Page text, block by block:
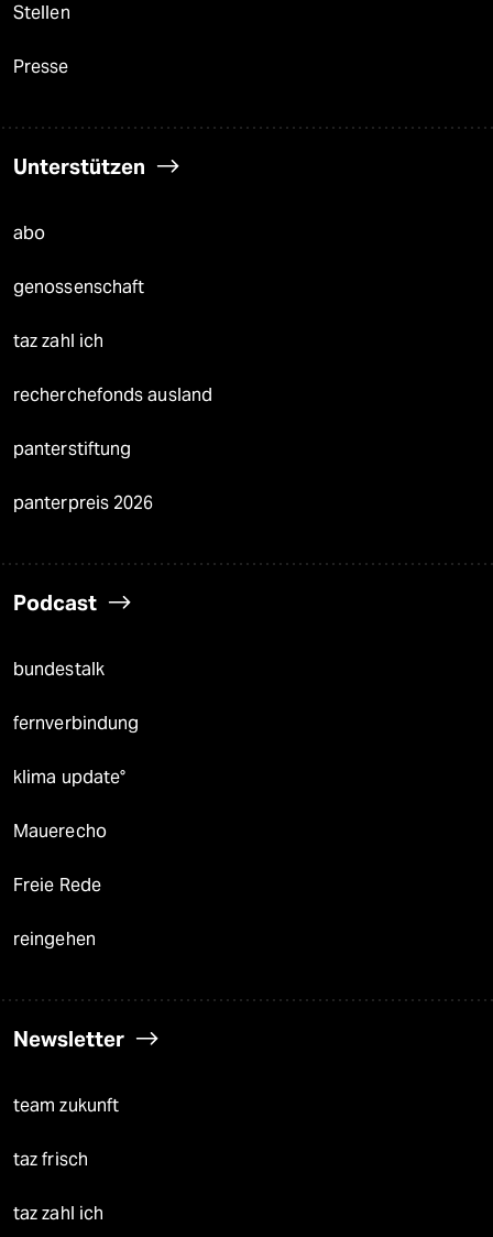
Stellen
Presse
Unterstützen
abo
genossenschaft
taz zahl ich
recherchefonds ausland
panterstiftung
panterpreis 2026
Podcast
bundestalk
fernverbindung
klima update°
Mauerecho
Freie Rede
reingehen
Newsletter
team zukunft
taz frisch
taz zahl ich